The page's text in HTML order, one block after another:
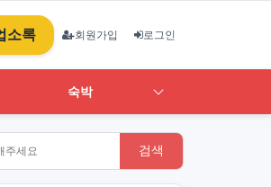
소록 회원가입 로그인
숙박
검색